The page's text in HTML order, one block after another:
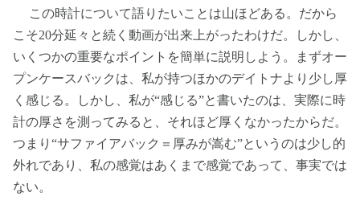
この時計について語りたいことは山ほどある。だから
こそ20分延々と続く動画が出来上がったわけだ。しかし、
いくつかの重要なポイントを簡単に説明しよう。まずオー
プンケースバックは、私が持つほかのデイトナより少し厚
く感じる。しかし、私が“感じる”と書いたのは、実際に時
計の厚さを測ってみると、それほど厚くなかったからだ。
つまり“サファイアバック＝厚みが嵩む”というのは少し的
外れであり、私の感覚はあくまで感覚であって、事実では
ない。